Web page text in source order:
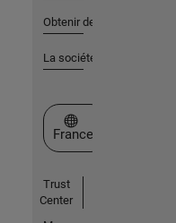
Obtenir de l'aide
La société
Sélectionner un
France
Trust
Center